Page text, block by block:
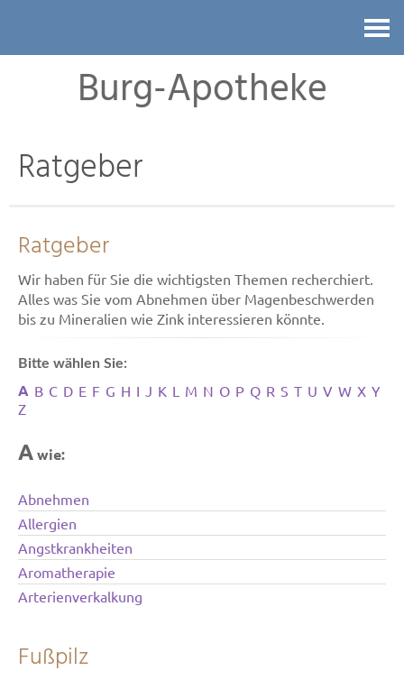
Burg-Apotheke
Ratgeber
Ratgeber
Wir haben für Sie die wichtigsten Themen recherchiert.
Alles was Sie vom Abnehmen über Magenbeschwerden
bis zu Mineralien wie Zink interessieren könnte.
Bitte wählen Sie:
A B C D E F G H I J K L M N O P Q R S T U V W X Y
Z
Awie:
Abnehmen
Allergien
Angstkrankheiten
Aromatherapie
Arterienverkalkung
Fußpilz